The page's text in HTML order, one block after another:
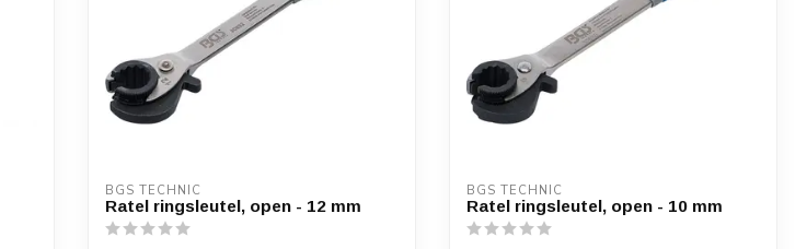
BGS TECHNIC
Ratel ringsleutel, open - 12 mm
BGS TECHNIC
Ratel ringsleutel, open - 10 mm